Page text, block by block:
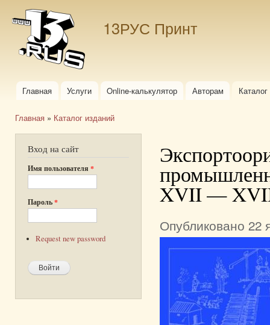
13РУС Принт
Главное меню
Главная Услуги Online-калькулятор Авторам
Главная » Каталог изданий
Вход на сайт
Имя пользователя *
Пароль*
Request new password
XVII —
Опубликовано 22